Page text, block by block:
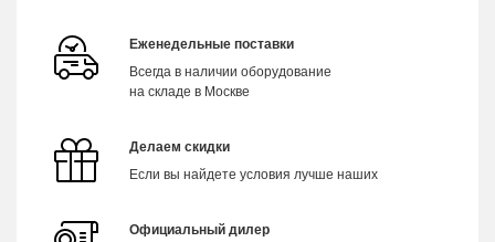
Еженедельные поставки
Всегда в наличии оборудование
на складе в Москве
Делаем скидки
Если вы найдете условия лучше наших
Официальный дилер